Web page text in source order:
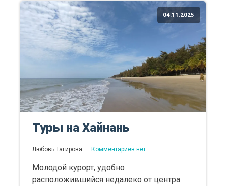
04.11.2025
Туры на Хайнань
Любовь Тагирова Комментариев нет
Молодой курорт, удобно
расположившийся недалеко от центра